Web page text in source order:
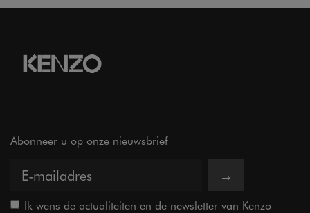
Abonneer u op onze nieuwsbrief
→
Ik wens de actualiteiten en de newsletter van Kenzo